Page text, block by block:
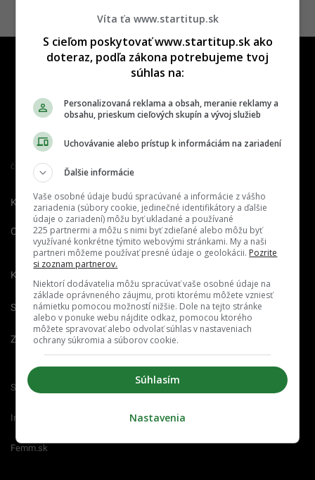
Člen združenia IAB Slovakia
Kontakt Inzercia Cenník
O nás Redakcia
Nahlásiť
chybu
Kariéra
Spravovať notifikácie
Zrušiť predplatné
Startitup.sk
Interez.sk Emefka.sk
Femm.sk
Víta ťa www.startitup.sk
S cieľom poskytovať www.startitup.sk ako
doteraz, podľa zákona potrebujeme tvoj
súhlas na:
Personalizovaná reklama a obsah, meranie reklamy a
obsahu, prieskum cieľových skupín a vývoj služieb
Uchovávanie alebo prístup k informáciám na zariadení
Ďalšie informácie
Vaše osobné údaje budú spracúvané a informácie z vášho
zariadenia (súbory cookie, jedinečné identifikátory a ďalšie
údaje o zariadení) môžu byť ukladané a používané
225 partnermi a môžu s nimi byť zdieľané alebo môžu byť
využívané konkrétne týmito webovými stránkami. My a naši
partneri môžeme používať presné údaje o geolokácii. Pozrite
si zoznam partnerov.
Niektorí dodávatelia môžu spracúvať vaše osobné údaje na
základe oprávneného záujmu, proti ktorému môžete vzniesť
námietku pomocou možností nižšie. Dole na tejto stránke
alebo v ponuke webu nájdite odkaz, pomocou ktorého
môžete spravovať alebo odvolať súhlas v nastaveniach
ochrany súkromia a súborov cookie.
Súhlasím
Nastavenia